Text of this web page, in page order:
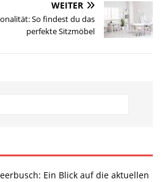
WEITER
So findest du das
perfekte Sitzmöbel
Ein Blick auf die aktuellen